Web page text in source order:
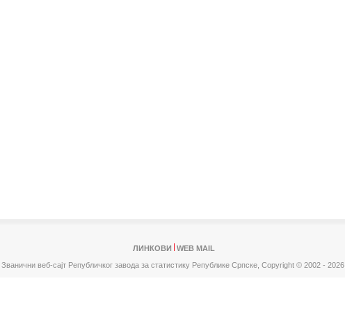
ЛИНКОВИ
WEB MAIL
Званични веб-сајт Републичког завода за статистику Републике Српске, Copyright © 2002 - 2026.